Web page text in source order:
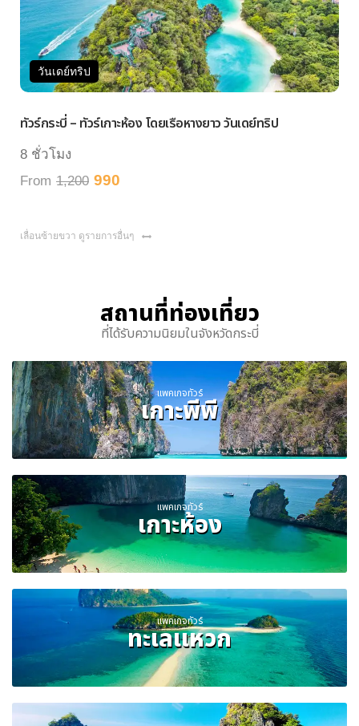
ทริป
ทัวร์เกาะห้อง โดยเรือหางยาว วันเดย์ทริป
990
วันเดย์ทริป
เลื่อนซ้ายขวา ดูรายการอื่นๆ
สถานที่ท่องเที่ยว
ที่ได้รับความนิยมในจังหวัดกระบี่
แพคเกจทัวร์
เกาะพีพี
แพคเกจทัวร์
เกาะห้อง
แพคเกจทัวร์
ทะเลแหวก